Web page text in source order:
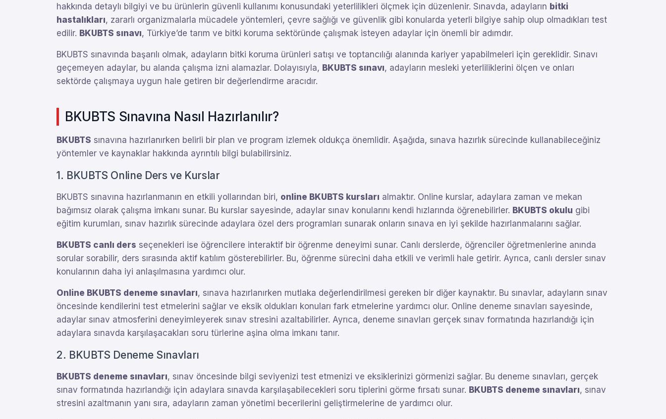
hakkında detaylı bilgiyi ve bu ürünlerin güvenli kullanımı konusundaki yeterlilikleri ölçmek için düzenlenir. Sınavda, adayların bitki
hastalıkları, zararlı organizmalarla mücadele yöntemleri, çevre sağlığı ve güvenlik gibi konularda yeterli bilgiye sahip olup olmadıkları test
edilir. BKUBTS sınavı, Türkiye’de tarım ve bitki koruma sektöründe çalışmak isteyen adaylar için önemli bir adımdır.
BKUBTS sınavında başarılı olmak, adayların bitki koruma ürünleri satışı ve toptancılığı alanında kariyer yapabilmeleri için gereklidir. Sınavı
geçemeyen adaylar, bu alanda çalışma izni alamazlar. Dolayısıyla, BKUBTS sınavı, adayların mesleki yeterliliklerini ölçen ve onları
sektörde çalışmaya uygun hale getiren bir değerlendirme aracıdır.
BKUBTS Sınavına Nasıl Hazırlanılır?
BKUBTS sınavına hazırlanırken belirli bir plan ve program izlemek oldukça önemlidir. Aşağıda, sınava hazırlık sürecinde kullanabileceğiniz
yöntemler ve kaynaklar hakkında ayrıntılı bilgi bulabilirsiniz.
1. BKUBTS Online Ders ve Kurslar
BKUBTS sınavına hazırlanmanın en etkili yollarından biri, online BKUBTS kursları almaktır. Online kurslar, adaylara zaman ve mekan
bağımsız olarak çalışma imkanı sunar. Bu kurslar sayesinde, adaylar sınav konularını kendi hızlarında öğrenebilirler. BKUBTS okulu gibi
eğitim kurumları, sınav hazırlık sürecinde adaylara özel ders programları sunarak onların sınava en iyi şekilde hazırlanmalarını sağlar.
BKUBTS canlı ders seçenekleri ise öğrencilere interaktif bir öğrenme deneyimi sunar. Canlı derslerde, öğrenciler öğretmenlerine anında
sorular sorabilir, ders sırasında aktif katılım gösterebilirler. Bu, öğrenme sürecini daha etkili ve verimli hale getirir. Ayrıca, canlı dersler sınav
konularının daha iyi anlaşılmasına yardımcı olur.
Online BKUBTS deneme sınavları, sınava hazırlanırken mutlaka değerlendirilmesi gereken bir diğer kaynaktır. Bu sınavlar, adayların sınav
öncesinde kendilerini test etmelerini sağlar ve eksik oldukları konuları fark etmelerine yardımcı olur. Online deneme sınavları sayesinde,
adaylar sınav atmosferini deneyimleyerek sınav stresini azaltabilirler. Ayrıca, deneme sınavları gerçek sınav formatında hazırlandığı için
adaylara sınavda karşılaşacakları soru türlerine aşina olma imkanı tanır.
2. BKUBTS Deneme Sınavları
BKUBTS deneme sınavları, sınav öncesinde bilgi seviyenizi test etmenizi ve eksiklerinizi görmenizi sağlar. Bu deneme sınavları, gerçek
sınav formatında hazırlandığı için adaylara sınavda karşılaşabilecekleri soru tiplerini görme fırsatı sunar. BKUBTS deneme sınavları, sınav
stresini azaltmanın yanı sıra, adayların zaman yönetimi becerilerini geliştirmelerine de yardımcı olur.